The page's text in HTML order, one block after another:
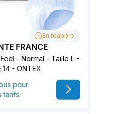
En réappro
FRANCE
- Normal - Taille L -
- ONTEX
pour
tarifs